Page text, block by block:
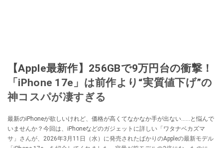
【Apple最新作】256GBで9万円台の衝撃！
「iPhone 17e」は前作より“実質値下げ”の
神コスパが凄すぎる
最新のiPhoneが欲しいけれど、価格が高くてなかなか手が出ない……と悩んで
いませんか？今回は、iPhoneなどのガジェットに詳しい「ワタナベカズマ
サ」さんが、2026年3月11日（水）に発売されたばかりのAppleの最新モデル